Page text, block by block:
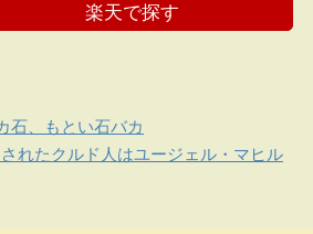
楽天で探す
石、もとい石バカ
れたクルド人はユージェル・マヒル